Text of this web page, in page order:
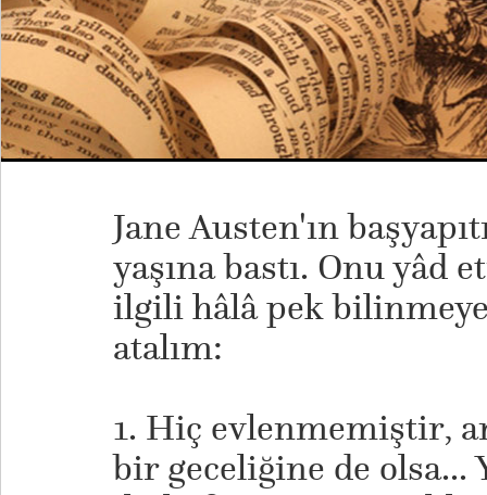
Jane Austen'ın
yaşına bastı. Onu yâd
ilgili hâlâ pek
atalım:
1. Hiç evlenmemiştir,
bir geceliğine de olsa...